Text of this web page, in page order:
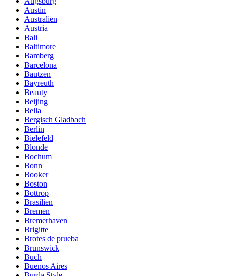
Austin
Australien
Austria
Bali
Baltimore
Bamberg
Barcelona
Bautzen
Bayreuth
Beauty
Beijing
Bella
Bergisch Gladbach
Berlin
Bielefeld
Blonde
Bochum
Bonn
Booker
Boston
Bottrop
Brasilien
Bremen
Bremerhaven
Brigitte
Brotes de prueba
Brunswick
Buch
Buenos Aires